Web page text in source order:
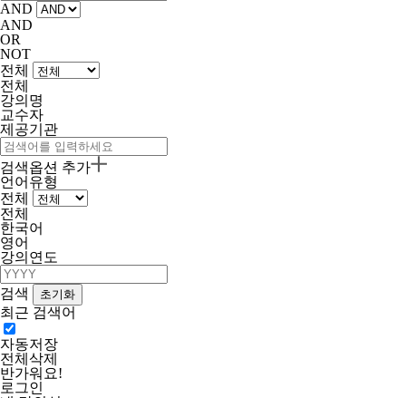
AND
AND
OR
NOT
전체
전체
강의명
교수자
제공기관
검색옵션 추가
언어유형
전체
전체
한국어
영어
강의연도
검색
최근 검색어
자동저장
전체삭제
반가워요!
로그인